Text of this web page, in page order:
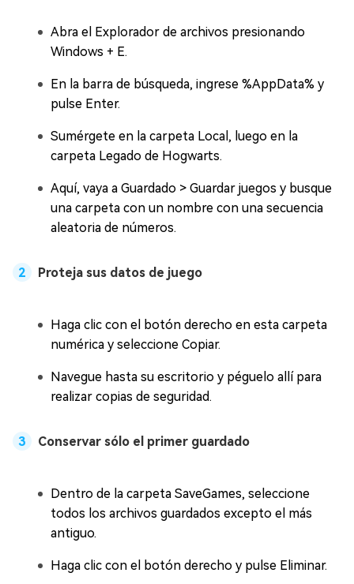
Abra el Explorador de archivos presionando
Windows + E.
En la barra de búsqueda, ingrese %AppData% y
pulse Enter.
Sumérgete en la carpeta Local, luego en la
carpeta Legado de Hogwarts.
Aquí, vaya a Guardado > Guardar juegos y busque
una carpeta con un nombre con una secuencia
aleatoria de números.
Proteja sus datos de juego
Haga clic con el botón derecho en esta carpeta
numérica y seleccione Copiar.
Navegue hasta su escritorio y péguelo allí para
realizar copias de seguridad.
Conservar sólo el primer guardado
Dentro de la carpeta SaveGames, seleccione
todos los archivos guardados excepto el más
antiguo.
Haga clic con el botón derecho y pulse Eliminar.